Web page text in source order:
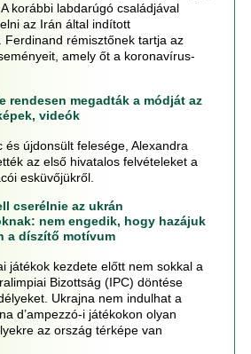
korábbi labdarúgó családjával
az Irán által indított
Ferdinand rémisztőnek tartja az
amely őt a koronavírus-
rendesen megadták a módját az
videók
és újdonsült felesége, Alexandra
az első hivatalos felvételeket a
esküvőjükről.
cserélnie az ukrán
nem engedik, hogy hazájuk
a díszítő motívum
játékok kezdete előtt nem sokkal a
Bizottság (IPC) döntése
Ukrajna nem indulhat a
d’ampezzó-i játékokon olyan
az ország térképe van